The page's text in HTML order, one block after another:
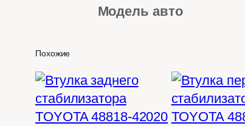
Модель авто
Похожие